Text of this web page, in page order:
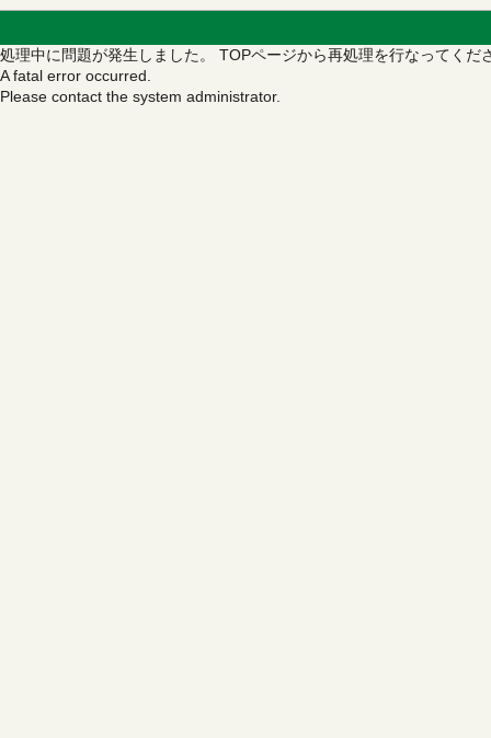
処理中に問題が発生しました。 TOPページから再処理を行なってくだ
A fatal error occurred.
Please contact the system administrator.